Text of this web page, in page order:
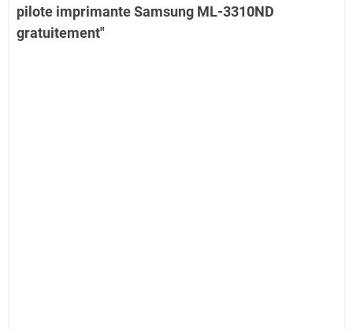
pilote imprimante Samsung ML-3310ND
gratuitement"